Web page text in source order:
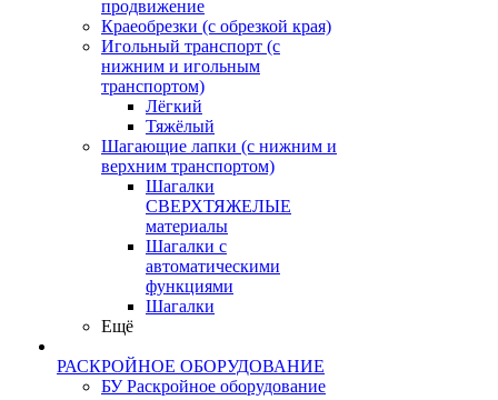
продвижение
Краеобрезки (с обрезкой края)
Игольный транспорт (с
нижним и игольным
транспортом)
Лёгкий
Тяжёлый
Шагающие лапки (с нижним и
верхним транспортом)
Шагалки
СВЕРХТЯЖЕЛЫЕ
материалы
Шагалки с
автоматическими
функциями
Шагалки
Ещё
РАСКРОЙНОЕ ОБОРУДОВАНИЕ
БУ Раскройное оборудование